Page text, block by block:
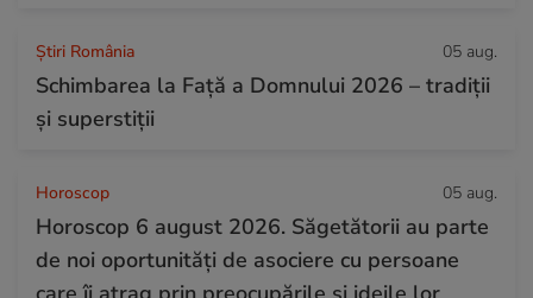
Știri România 05 aug.
Schimbarea la Față a Domnului 2026 – tradiții
și superstiții
Horoscop 05 aug.
Horoscop 6 august 2026. Săgetătorii au parte
de noi oportunități de asociere cu persoane